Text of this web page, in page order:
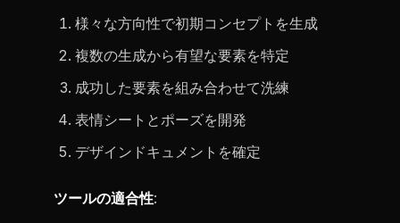
様々な方向性で初期コンセプトを生成
複数の生成から有望な要素を特定
成功した要素を組み合わせて洗練
表情シートとポーズを開発
デザインドキュメントを確定
ツールの適合性: